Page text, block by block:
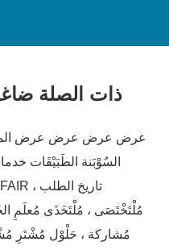
ذات الصلة
عرض عرض عرض عرض
السٌوْبَنة الطَبَيْقَات
مُلْتَخْتَصَى ، مُلْتَخَذَى مُعلَمِ
مُشاركة ، حَلْوْل مُشْتَرِ